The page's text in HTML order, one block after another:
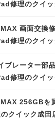
修理のクイッ
画面交換修
修理のクイッ
レーター部
修理のクイッ
256GBを
クイック成田